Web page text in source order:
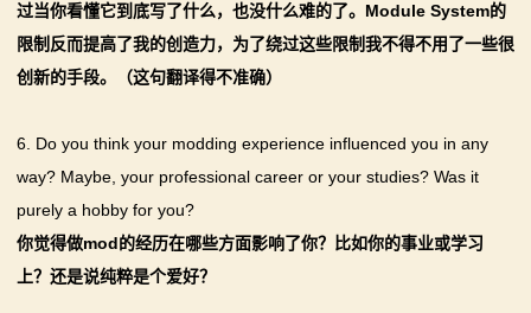
过当你看懂它到底写了什么，也没什么难的了。Module System的
限制反而提高了我的创造力，为了绕过这些限制我不得不用了一些很
创新的手段。（这句翻译得不准确）
6. Do you think your modding experience influenced you in any
way? Maybe, your professional career or your studies? Was it
purely a hobby for you?
你觉得做mod的经历在哪些方面影响了你？比如你的事业或学习
上？还是说纯粹是个爱好？